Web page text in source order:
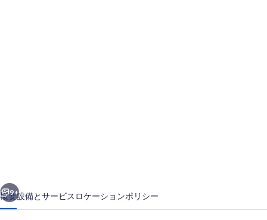
ピ
ア
9+
概要設備とサービス ロケーションポリシー